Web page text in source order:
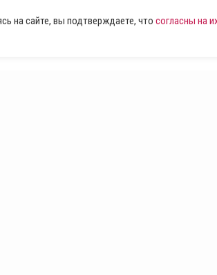
на сайте, вы подтверждаете, что согласны на